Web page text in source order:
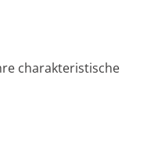
charakteristische